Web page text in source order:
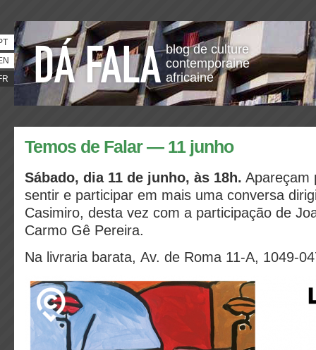
blog de culture
contemporaine
africaine
Temos de Falar — 11 junho
Sábado, dia 11 de junho, às 18h. Apareçam
sentir e participar em mais uma conversa
Casimiro, desta vez com a participação de
Carmo Gê Pereira.
Na livraria barata, Av. de Roma 11-A, 1049-